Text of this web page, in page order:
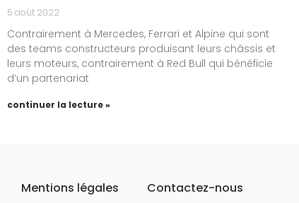
5 août 2022
Contrairement à Mercedes, Ferrari et Alpine qui sont
des teams constructeurs produisant leurs châssis et
leurs moteurs, contrairement à Red Bull qui bénéficie
d’un partenariat
continuer la lecture »
Mentions légales Contactez-nous